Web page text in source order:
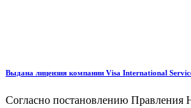
Выдана лицензия компании Visa International
Согласно постановлению Правления